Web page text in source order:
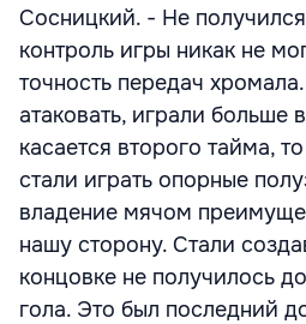
Сосницкий. - Не
контроль игры никак не
точность передач
атаковать, играли больше
касается второго тайма,
стали играть опорные
владение мячом
нашу сторону. Стали
концовке не получилось
гола. Это был последний